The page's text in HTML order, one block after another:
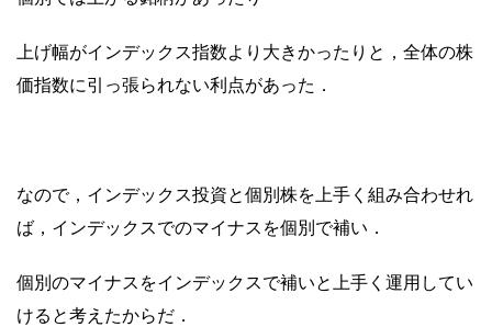
上げ幅がインデックス指数より大きかったりと，全体の株
価指数に引っ張られない利点があった．
なので，インデックス投資と個別株を上手く組み合わせれ
ば，インデックスでのマイナスを個別で補い．
個別のマイナスをインデックスで補いと上手く運用してい
けると考えたからだ．